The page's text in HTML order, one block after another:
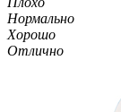
Нормально
Хорошо
Отлично